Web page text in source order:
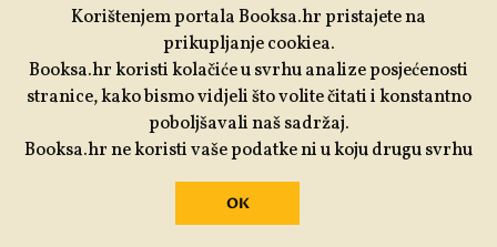
supersonični Marko razmišlja o djeci s cerebralnom paralizom
i najdubljem očaju njihovih roditelja.
ŠKOLA KREATIVNOG ČITANJA PROZE
Paučina: Zombi u taksiju,
Korištenjem portala Booksa.hr pristajete na
prikupljanje cookiea.
Booksa.hr koristi kolačiće u svrhu analize posjećenosti
stranice, kako bismo vidjeli što volite čitati i konstantno
poboljšavali naš sadržaj.
Booksa.hr ne koristi vaše podatke ni u koju drugu svrhu
OK